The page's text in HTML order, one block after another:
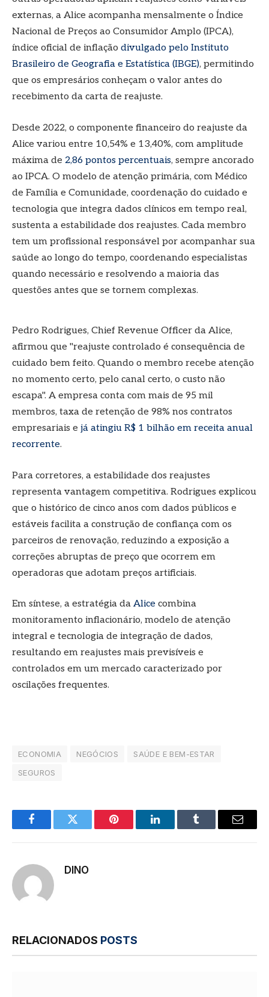
externas, a Alice acompanha mensalmente o Índice
Nacional de Preços ao Consumidor Amplo (IPCA),
índice oficial de inflação divulgado pelo Instituto
Brasileiro de Geografia e Estatística (IBGE), permitindo
que os empresários conheçam o valor antes do
recebimento da carta de reajuste.
Desde 2022, o componente financeiro do reajuste da
Alice variou entre 10,54% e 13,40%, com amplitude
máxima de 2,86 pontos percentuais, sempre ancorado
ao IPCA. O modelo de atenção primária, com Médico
de Família e Comunidade, coordenação do cuidado e
tecnologia que integra dados clínicos em tempo real,
sustenta a estabilidade dos reajustes. Cada membro
tem um profissional responsável por acompanhar sua
saúde ao longo do tempo, coordenando especialistas
quando necessário e resolvendo a maioria das
questões antes que se tornem complexas.
Pedro Rodrigues, Chief Revenue Officer da Alice,
afirmou que "reajuste controlado é consequência de
cuidado bem feito. Quando o membro recebe atenção
no momento certo, pelo canal certo, o custo não
escapa". A empresa conta com mais de 95 mil
membros, taxa de retenção de 98% nos contratos
empresariais e já atingiu R$ 1 bilhão em receita anual
recorrente.
Para corretores, a estabilidade dos reajustes
representa vantagem competitiva. Rodrigues explicou
que o histórico de cinco anos com dados públicos e
estáveis facilita a construção de confiança com os
parceiros de renovação, reduzindo a exposição a
correções abruptas de preço que ocorrem em
operadoras que adotam preços artificiais.
Em síntese, a estratégia da Alice combina
monitoramento inflacionário, modelo de atenção
integral e tecnologia de integração de dados,
resultando em reajustes mais previsíveis e
controlados em um mercado caracterizado por
oscilações frequentes.
ECONOMIA NEGÓCIOS
SAÚDE E BEM-ESTAR
SEGUROS
FacebookTwitter Pinterest LinkedInTumblr
E-
DINO
RELACIONADOS POSTS